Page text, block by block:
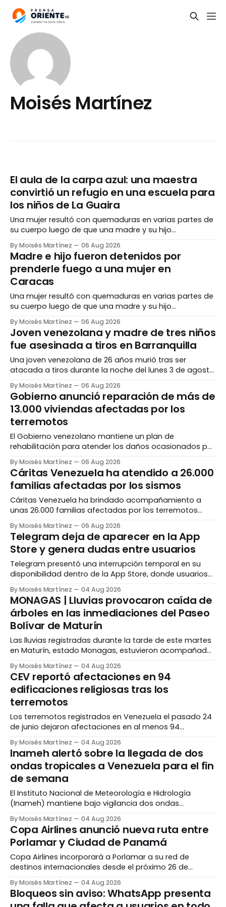
Moisés Martínez
El aula de la carpa azul: una maestra
convirtió un refugio en una escuela para
los niños de La Guaira
Una mujer resultó con quemaduras en varias partes de
su cuerpo luego de que una madre y su hijo
presuntamente la rociaran con combustible y le
prendieran fuego durante una discusión en una vía
pública de la parroquia Sucre, en Caracas. La víctima
fue auxiliada tras la agresión y trasladada
By Moisés Martínez 06 Aug 2026
Madre e hijo fueron detenidos por
prenderle fuego a una mujer en
Caracas
Una mujer resultó con quemaduras en varias partes de
su cuerpo luego de que una madre y su hijo
presuntamente la rociaran con combustible y le
prendieran fuego durante una discusión en una vía
pública de la parroquia Sucre, en Caracas. La víctima
fue auxiliada tras la agresión y trasladada
By Moisés Martínez 06 Aug 2026
Joven venezolana y madre de tres niños
fue asesinada a tiros en Barranquilla
Una joven venezolana de 26 años murió tras ser
atacada a tiros durante la noche del lunes 3 de agosto
en Barranquilla, Colombia. La víctima, identificada
como Orlimar Pimentel Quevedo, se encontraba en el
barrio Caribe Verde cuando, según las primeras
versiones conocidas por las autoridades, tuvo un
altercado con
By Moisés Martínez 06 Aug 2026
Gobierno anunció reparación de más de
13.000 viviendas afectadas por los
terremotos
El Gobierno venezolano mantiene un plan de
rehabilitación para atender los daños ocasionados por
los terremotos del pasado 24 de junio, que dejaron
más de 41.000 viviendas afectadas, según el último
balance oficial. La presidenta encargada, Delcy
Rodríguez, informó este miércoles 5 de agosto que
actualmente se ejecutan trabajos
By Moisés Martínez 06 Aug 2026
Cáritas Venezuela ha atendido a 26.000
familias afectadas por los sismos
Cáritas Venezuela ha brindado acompañamiento a
unas 26.000 familias afectadas por los terremotos
registrados el pasado 24 de junio, como parte de la
atención humanitaria desplegada tras la emergencia.
La organización ha insistido en que la respuesta debe ir
más allá de la entrega inmediata de donaciones y
centrarse
By Moisés Martínez 06 Aug 2026
Telegram deja de aparecer en la App
Store y genera dudas entre usuarios
Telegram presentó una interrupción temporal en su
disponibilidad dentro de la App Store, donde usuarios
de iPhone y iPad dejaron de encontrar la aplicación al
intentar buscarla o descargarla. La situación se registró
en distintos países durante la noche del 3 de agosto y
generó dudas sobre un posible retiro
By Moisés Martínez 04 Aug 2026
MONAGAS | Lluvias provocaron caída de
árboles en las inmediaciones del Paseo
Bolívar de Maturín
Las lluvias registradas durante la tarde de este martes
en Maturín, estado Monagas, estuvieron acompañadas
por fuertes ráfagas de viento que ocasionaron
afectaciones en distintos puntos de la ciudad. Una de
las zonas más comprometidas fue el sector del Paseo
Bolívar, donde varios árboles de gran tamaño cayeron
y bloquearon
By Moisés Martínez 04 Aug 2026
CEV reportó afectaciones en 94
edificaciones religiosas tras los
terremotos
Los terremotos registrados en Venezuela el pasado 24
de junio dejaron afectaciones en al menos 94
inmuebles vinculados a la Iglesia católica, de acuerdo
con un balance preliminar de la Conferencia Episcopal
Venezolana (CEV). El registro, que continúa en proceso
de actualización debido a que todavía se realizan
evaluaciones técnicas,
By Moisés Martínez 04 Aug 2026
Inameh alertó sobre la llegada de dos
ondas tropicales a Venezuela para el fin
de semana
El Instituto Nacional de Meteorología e Hidrología
(Inameh) mantiene bajo vigilancia dos ondas
tropicales que avanzan hacia Venezuela y que, según
las proyecciones del organismo, podrían ingresar al
territorio nacional entre el viernes 7 y el sábado 8 de
agosto. Los sistemas identificados con los números 34
y 35 se
By Moisés Martínez 04 Aug 2026
Copa Airlines anunció nueva ruta entre
Porlamar y Ciudad de Panamá
Copa Airlines incorporará a Porlamar a su red de
destinos internacionales desde el próximo 26 de
noviembre de 2026, cuando comenzará a operar una
nueva conexión entre la isla de Margarita y Ciudad de
Panamá. La ruta tendrá tres vuelos semanales, los
By Moisés Martínez 04 Aug 2026
Bloqueos sin aviso: WhatsApp presenta